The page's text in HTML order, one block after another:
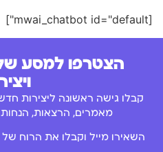
[mwai_chatbot id="default"]
הצטרפו למסע
קבלו גישה ראשונה ליצירות
מאמרים, הרצאות, הנחות
השאירו מייל וקבלו את הרוח